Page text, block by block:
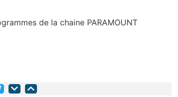
de la chaine PARAMOUNT